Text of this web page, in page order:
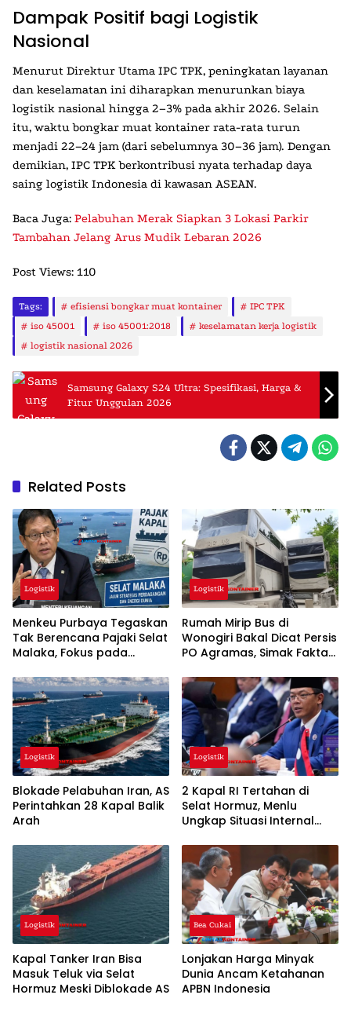
Dampak Positif bagi Logistik
Nasional
Menurut Direktur Utama IPC TPK, peningkatan layanan
dan keselamatan ini diharapkan menurunkan biaya
logistik nasional hingga 2–3% pada akhir 2026. Selain
itu, waktu bongkar muat kontainer rata-rata turun
menjadi 22–24 jam (dari sebelumnya 30–36 jam). Dengan
demikian, IPC TPKberkontribusi nyata terhadap daya
saing logistik Indonesia di kawasan ASEAN.
Baca Juga: Pelabuhan Merak Siapkan 3 Lokasi Parkir
Tambahan Jelang Arus Mudik Lebaran 2026
Post Views: 110
Tags: efisiensi bongkar muat kontainer
IPC TPK
iso 45001
iso 45001:2018
keselamatan kerja logistik
logistik nasional 2026
Samsung Galaxy S24 Ultra: Spesifikasi, Harga &
Fitur Unggulan 2026
Related Posts
Logistik
Menkeu Purbaya Tegaskan
Tak Berencana Pajaki Selat
Malaka, Fokus pada
Logistik
Rumah Mirip Bus di
Wonogiri Bakal Dicat Persis
PO Agramas, Simak Fakta
Logistik
Blokade Pelabuhan Iran, AS
Perintahkan 28 Kapal Balik
Arah
Logistik
2 Kapal RI Tertahan di
Selat Hormuz, Menlu
Ungkap Situasi Internal
Logistik
Kapal Tanker Iran Bisa
Masuk Teluk via Selat
Hormuz Meski Diblokade AS
Bea Cukai
Lonjakan Harga Minyak
Dunia Ancam Ketahanan
APBN Indonesia